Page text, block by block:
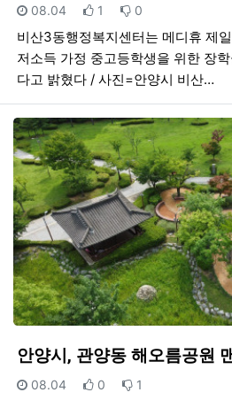
등록일
08.04 추천
1 비추천
0
비산3동행정복지센터는 메디휴 제
저소득 가정 중고등학생을 위한 장
다고 밝혔다 / 사진=안양시 비산…
안양시, 관양동 해오름공원
등록일
08.04 추천
0 비추천
1